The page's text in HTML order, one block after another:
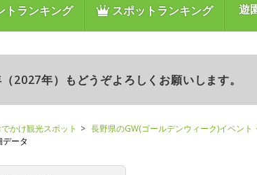
トランキング スポットランキング 遊
2027年）もどうぞよろしくお願いします。
かけ観光スポット
長野県のGW(ゴールデンウィーク)イベント
データ